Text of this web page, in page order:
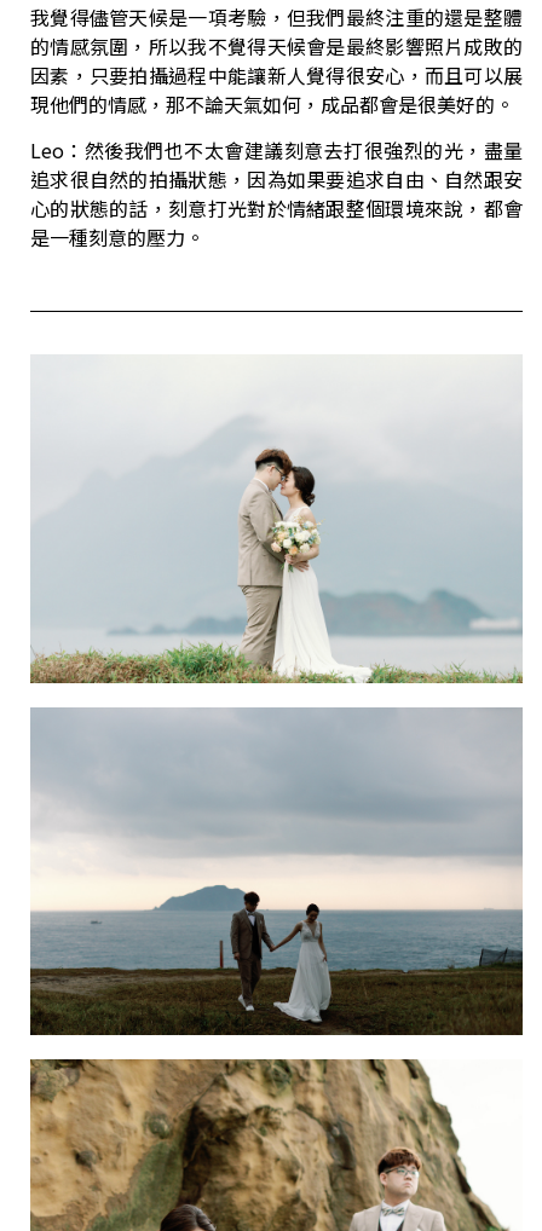
我覺得儘管天候是一項考驗，但我們最終注重的還是整體
的情感氛圍，所以我不覺得天候會是最終影響照片成敗的
因素，只要拍攝過程中能讓新人覺得很安心，而且可以展
現他們的情感，那不論天氣如何，成品都會是很美好的。
Leo：然後我們也不太會建議刻意去打很強烈的光，盡量
追求很自然的拍攝狀態，因為如果要追求自由、自然跟安
心的狀態的話，刻意打光對於情緒跟整個環境來說，都會
是一種刻意的壓力。